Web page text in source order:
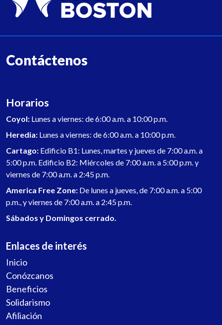
Contáctenos
Horarios
Coyol: Lunes a viernes: de 6:00 a.m. a 10:00 p.m.
Heredia: Lunes a viernes: de 6:00 a.m. a 10:00 p.m.
Cartago: Edificio B1: Lunes, martes y jueves de 7:00 a.m. a
5:00 p.m. Edificio B2: Miércoles de 7:00 a.m. a 5:00 p.m. y
viernes de 7:00 a.m. a 2:45 p.m.
America Free Zone: De lunes a jueves, de 7:00 a.m. a 5:00
p.m., y viernes de 7:00 a.m. a 2:45 p.m.
Sábados y Domingos cerrado.
Enlaces de interés
Inicio
Conózcanos
Beneficios
Solidarismo
Afiliación